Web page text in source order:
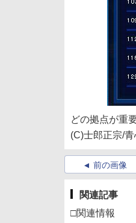
どの拠点が重
(C)士郎正宗/
前の画像
関連記事
□関連情報